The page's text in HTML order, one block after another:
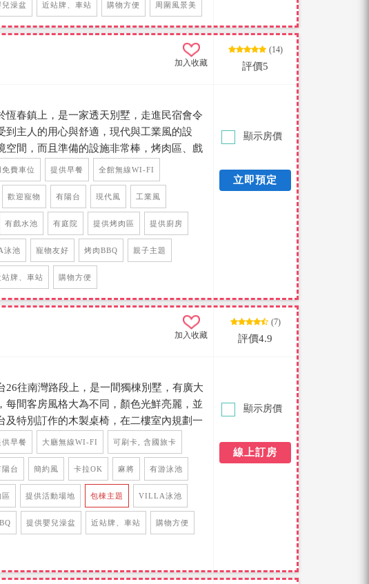
澡盆 近站牌、車站 購物方便 周圍風景美
加入收藏
(14)
評價5
恆春鎮上，是一家透天別墅，走進民宿會令
到主人的用心與舒適，現代與工業風的設
空間，而且準備的設施非常棒，烤肉區、戲
卡拉OK包廂、電動麻將、廚房設備，應有盡
入住後只想要好好享受這些設施了，房間提
精心規劃，就連房間陽台也有巧思佈置，小
宿不住上兩天怎麼行呢....，從民宿出門購物
、各大景點開車只要10~20分鐘，值得推薦
免費車位 提供早餐 全館無線WI-FI
歡迎寵物 有陽台 現代風 工業風
有戲水池 有庭院 提供烤肉區 提供廚房
泳池 寵物友好 烤肉BBQ 親子主題
站牌、車站 購物方便
顯示房價
立即預定
加入收藏
(7)
評價4.9
26往南灣路段上，是一間獨棟別墅，有廣大
每間客房風格大為不同，顏色光鮮亮麗，並
及特別訂作的木製桌椅，在二樓室內規劃一
是閱讀，聊天都是一個很棒的放鬆環境，而
兩區休閒亭，泡茶也好，烤肉也行，或者只
錯的懶人主意，到墾丁渡假不就是要放鬆
是要在民宿好好享受住宿品質。
供早餐 大廳無線WI-FI 可刷卡, 含國旅卡
陽台 簡約風 卡拉OK 麻將 有游泳池
區 提供活動場地 包棟主題 VILLA泳池
提供嬰兒澡盆 近站牌、車站 購物方便
顯示房價
線上訂房